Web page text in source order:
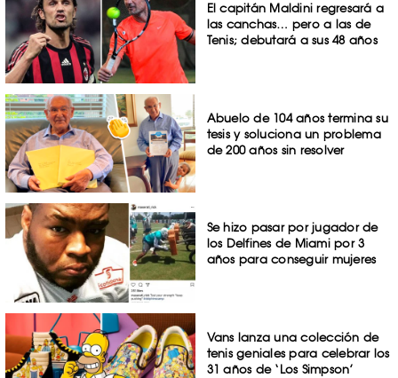
El capitán Maldini regresará a
las canchas… pero a las de
Tenis; debutará a sus 48 años
Abuelo de 104 años termina su
tesis y soluciona un problema
de 200 años sin resolver
Se hizo pasar por jugador de
los Delfines de Miami por 3
años para conseguir mujeres
Vans lanza una colección de
tenis geniales para celebrar los
31 años de ‘Los Simpson’